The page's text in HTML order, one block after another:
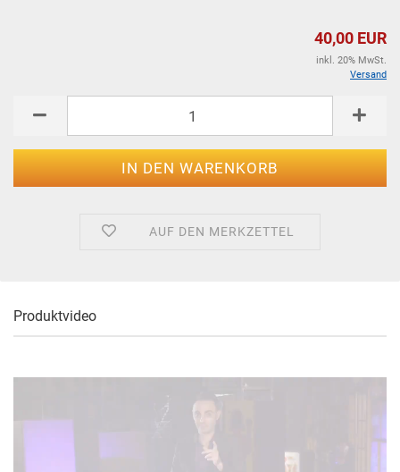
40,00 EUR
inkl. 20% MwSt.
Versand
AUF DEN MERKZETTEL
Produktvideo